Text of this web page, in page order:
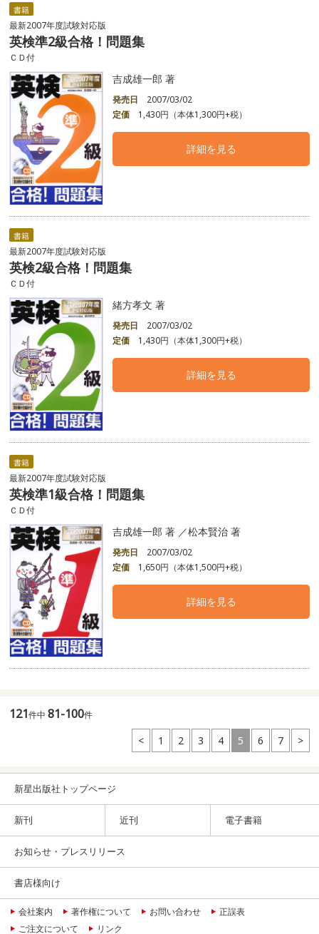
書籍
最新2007年度試験対応版
英検準2級合格！問題集
ＣＤ付
吉成雄一郎 著
発売日
2007/03/02
定価
1,430円（本体1,300円+税）
詳細を見る
書籍
最新2007年度試験対応版
英検2級合格！問題集
ＣＤ付
緒方孝文 著
発売日
2007/03/02
定価
1,430円（本体1,300円+税）
詳細を見る
書籍
最新2007年度試験対応版
英検準1級合格！問題集
ＣＤ付
吉成雄一郎 著 ／松本賢治 著
発売日
2007/03/02
定価
1,650円（本体1,500円+税）
詳細を見る
121件中81-100件
< 1 2 3 4 5 6 7 >
新星出版社トップページ
新刊 近刊 電子書籍
お知らせ・プレスリリース
書店様向け
会社案内 著作権について お問い合わせ
正誤表
ご注文について
リンク